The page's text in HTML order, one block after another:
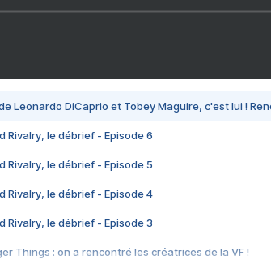
Leonardo DiCaprio et Tobey Maguire, c'est lui !
Rivalry, le débrief - Episode 6
Rivalry, le débrief - Episode 5
Rivalry, le débrief - Episode 4
Rivalry, le débrief - Episode 3
Things : on a rencontré les créatrices de la VF !